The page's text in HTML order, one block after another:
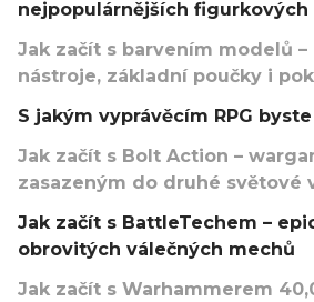
nejpopulárnějších figurkových
Jak začít s barvením modelů
nástroje, základní poučky i
S jakým vyprávěcím RPG
Jak začít s Bolt Action –
zasazeným do druhé světové
Jak začít s BattleTechem –
obrovitých válečných mechů
Jak začít s Warhammerem